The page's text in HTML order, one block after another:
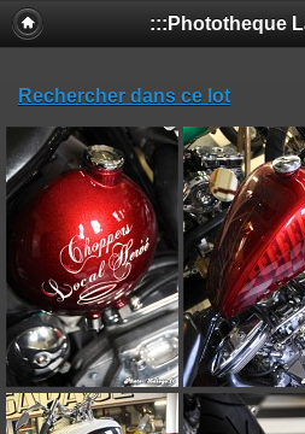
:::Phototheque
Rechercher dans ce lot